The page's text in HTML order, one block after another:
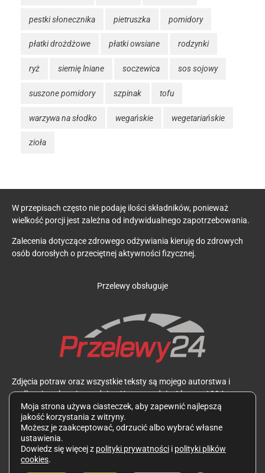
pestki słonecznika pietruszka pomidory
płatki drożdżowe płatki owsiane rodzynki
ryż siemię lniane soczewica sos sojowy
suszone pomidory szpinak tofu
warzywa na słodko wegańskie wegetariańskie
zioła
W przepisach często nie podaję ilości składników, ponieważ
wielkość porcji jest zależna od indywidualnego zapotrzebowania.
Zalecenia dotyczące zdrowego odżywiania kieruję do zdrowych
osób dorosłych o przeciętnej aktywności fizycznej.
Przelewy obsługuje
Zdjęcia potraw oraz wszystkie teksty są mojego autorstwa i
podlegają ochronie zgodnie z Ustawą z dnia 4 lutego 1994 r. o
prawie autorskim i prawach pokrewnych. Wykorzystywanie ich
bez mojej zgody jest zabronione.
Moja strona używa ciasteczek, aby zapewnić najlepszą
jakość korzystania z witryny.
Możesz je zaakceptować, odrzucić albo wybrać własne
ustawienia.
Dowiedz się więcej z polityki prywatności i polityki plików
cookies.